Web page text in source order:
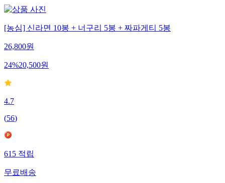
[농심] 신라면 10봉 + 너구리 5봉 + 짜파게티 5봉
26,800원
24%20,500원
4.7
(56)
615적립
무료배송